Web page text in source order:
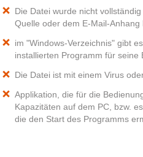
Die Datei wurde nicht
Quelle oder dem E-Mail-Anhang
im "Windows-Verzeichnis" gibt
installierten Programm für seine
Die Datei ist mit einem Virus
Applikation, die für die
Kapazitäten auf dem PC, bzw.
die den Start des Programms